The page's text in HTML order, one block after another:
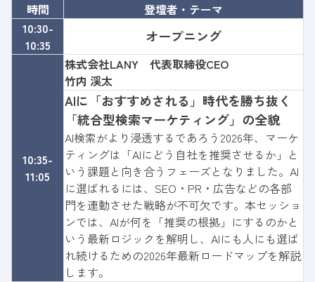
時間
登壇者・テーマ
10:30-
10:35
オープニング
10:35-
11:05
株式会社LANY 代表取締役CEO
竹内 渓太
AIに「おすすめされる」時代を勝ち抜く
「統合型検索マーケティング」の全貌
AI検索がより浸透するであろう2026年、マーケ
ティングは「AIにどう自社を推奨させるか」と
いう課題と向き合うフェーズとなりました。AI
に選ばれるには、SEO・PR・広告などの各部
門を連動させた戦略が不可欠です。本セッショ
ンでは、AIが何を「推奨の根拠」にするのかと
いう最新ロジックを解明し、AIにも人にも選ば
れ続けるための2026年最新ロードマップを解説
します。